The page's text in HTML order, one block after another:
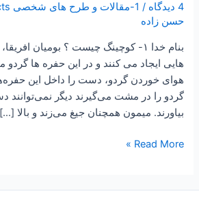
4 دیدگاه / 1-مقالات و طرح های شخصی Papers and Projects
حسن زاده
بنام خدا ۱- کوچینگ چیست ؟ بومیان
ﻫﺎﯾﯽ ﺍﯾﺠﺎﺩ ﻣﯽ ﮐﻨﻨﺪ ﻭ ﺩﺭ ﺍﯾﻦ ﺣﻔﺮﻩ ﻫﺎ ﮔﺮﺩﻭ
ﻫﻮﺍﯼ ﺧﻮﺭﺩﻥ ﮔﺮﺩﻭ، ﺩﺳﺖ ﺭﺍ ﺩﺍﺧﻞ ﺍﯾﻦ
ﮔﺮﺩﻭ ﺭﺍ ﺩﺭ ﻣﺸﺖ ﻣﯽ‌ﮔﯿﺮﻧﺪ ﺩﯾﮕر نمی‌توﺍﻧﻨﺪ
ﺑﯿﺎﻭﺭﻧﺪ. ﻣﯿﻤﻮﻥ ﻫﻤﭽﻨﺎﻥ ﺟﯿﻎ ﻣﯽ‍ﺯﻧﺪ ﻭ ﺑﺎﻻ […]
ساعتی
تفکر
۱۸
”
کوچ
و
کوچینگ
Read More »